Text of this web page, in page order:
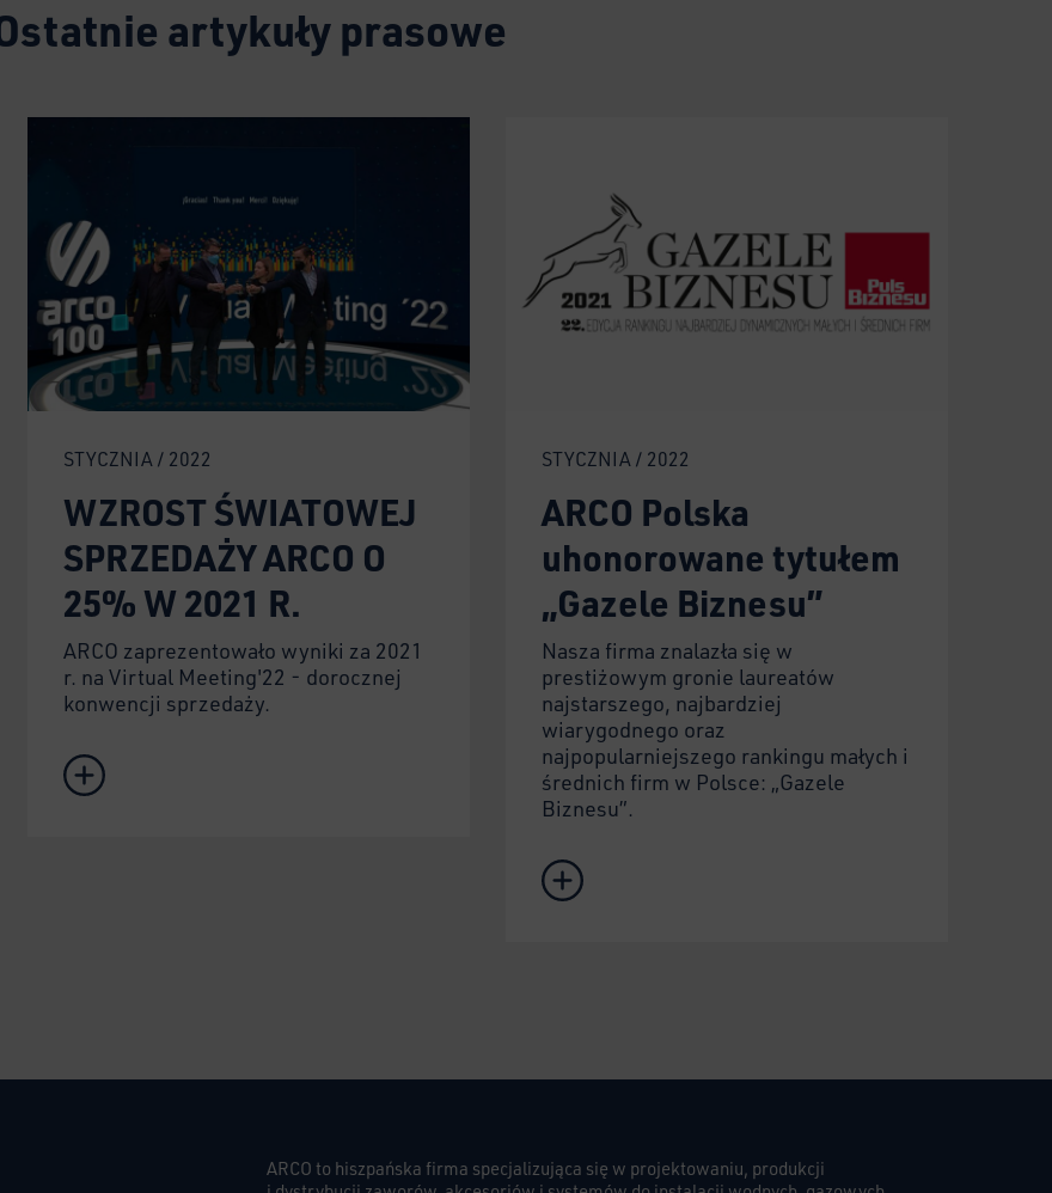
artykuły prasowe
STYCZNIA / 2022
WZROST ŚWIATOWEJ
SPRZEDAŻY ARCO O
25% W 2021 R.
ARCO zaprezentowało wyniki za 2021
r. na Virtual Meeting'22 - dorocznej
konwencji sprzedaży.
STYCZNIA / 2022
ARCO Polska
uhonorowane tytułem
„Gazele Biznesu”
Nasza firma znalazła się w
prestiżowym gronie laureatów
najstarszego, najbardziej
wiarygodnego oraz
najpopularniejszego rankingu małych i
średnich firm w Polsce: „Gazele
Biznesu”.
ARCO to hiszpańska firma specjalizująca się w projektowaniu, produkcji